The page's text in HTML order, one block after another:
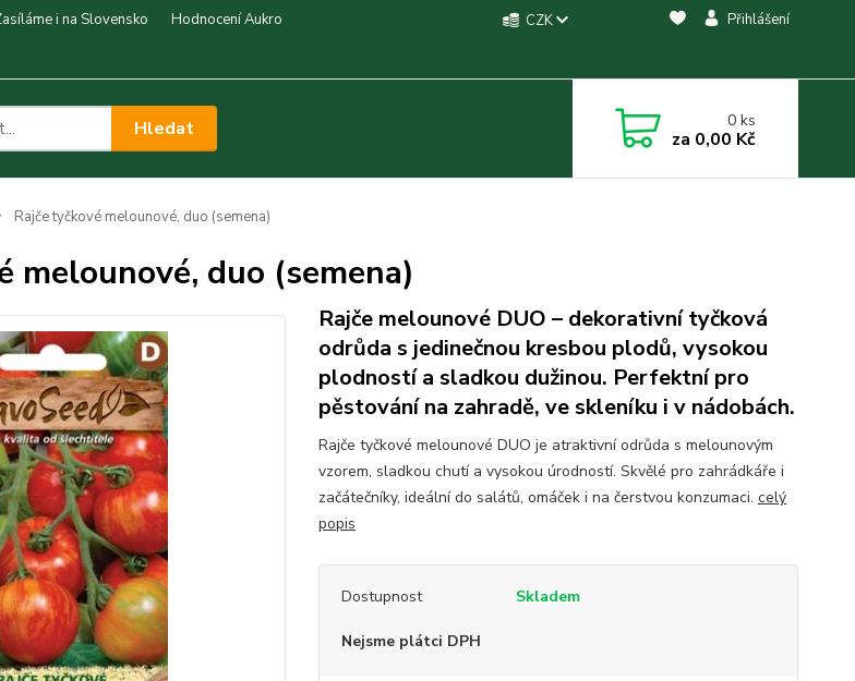
i na Slovensko
Hodnocení Aukro
CZK Přihlášení
Hledat 0ks
za 0,00 Kč
Rajče tyčkové melounové, duo (semena)
melounové, duo (semena)
Rajče melounové DUO – dekorativní tyčková
odrůda s jedinečnou kresbou plodů, vysokou
plodností a sladkou dužinou. Perfektní pro
pěstování na zahradě, ve skleníku i v nádobách.
Rajče tyčkové melounové DUO je atraktivní odrůda s melounovým
vzorem, sladkou chutí a vysokou úrodností. Skvělé pro zahrádkáře i
začátečníky, ideální do salátů, omáček i na čerstvou konzumaci. celý
popis
Dostupnost Skladem
Nejsme plátci DPH